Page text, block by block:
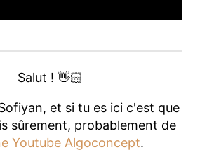
Salut ! 👋🏻
et si tu es ici c'est que
sûrement, probablement de
Youtube Algoconcept.